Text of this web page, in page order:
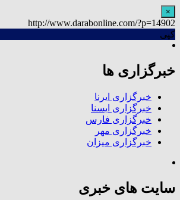
×
http://www.darabonline.com/?p=14902
کپی
خبرگزاری ها
خبرگزاری ایرنا
خبرگزاری ایسنا
خبرگزاری فارس
خبرگزاری مهر
خبرگزاری میزان
سایت های خبری